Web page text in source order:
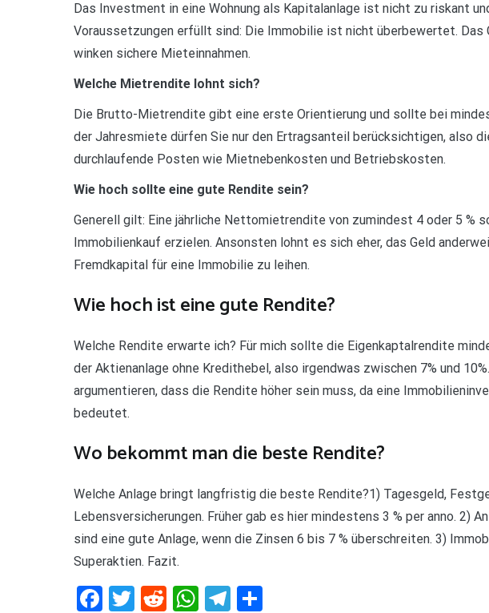
Das Investment in eine Wohnung als Kapitalanlage ist nicht zu riskant
Voraussetzungen erfüllt sind: Die Immobilie ist nicht überbewertet. Das
winken sichere Mieteinnahmen.
Welche Mietrendite lohnt sich?
Die Brutto-Mietrendite gibt eine erste Orientierung und sollte bei
der Jahresmiete dürfen Sie nur den Ertragsanteil berücksichtigen, also
durchlaufende Posten wie Mietnebenkosten und Betriebskosten.
Wie hoch sollte eine gute Rendite sein?
Generell gilt: Eine jährliche Nettomietrendite von zumindest 4 oder 5 %
Immobilienkauf erzielen. Ansonsten lohnt es sich eher, das Geld
Fremdkapital für eine Immobilie zu leihen.
Wie hoch ist eine gute Rendite?
Welche Rendite erwarte ich? Für mich sollte die Eigenkaptalrendite
der Aktienanlage ohne Kredithebel, also irgendwas zwischen 7% und
argumentieren, dass die Rendite höher sein muss, da eine
bedeutet.
Wo bekommt man die beste Rendite?
Welche Anlage bringt langfristig die beste Rendite?1) Tagesgeld,
Lebensversicherungen. Früher gab es hier mindestens 3 % per anno. 2)
sind eine gute Anlage, wenn die Zinsen 6 bis 7 % überschreiten. 3)
Superaktien. Fazit.
Facebook
Twitter
RedditWhatsApp
Telegram